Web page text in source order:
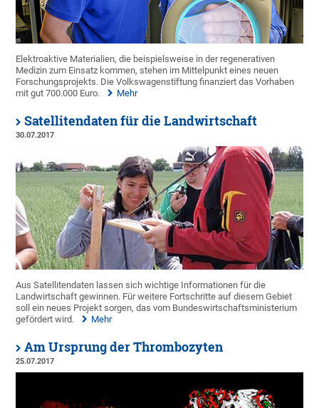
Elektroaktive Materialien, die beispielsweise in der regenerativen
Medizin zum Einsatz kommen, stehen im Mittelpunkt eines neuen
Forschungsprojekts. Die Volkswagenstiftung finanziert das Vorhaben
mit gut 700.000 Euro.
Mehr
Satellitendaten für die Landwirtschaft
30.07.2017
Aus Satellitendaten lassen sich wichtige Informationen für die
Landwirtschaft gewinnen. Für weitere Fortschritte auf diesem Gebiet
soll ein neues Projekt sorgen, das vom Bundeswirtschaftsministerium
gefördert wird.
Mehr
Am Ursprung der Thrombozyten
25.07.2017